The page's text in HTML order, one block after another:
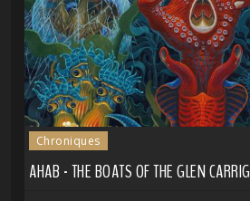
Chroniques
AHAB - THE BOATS OF THE GLEN CARRIG